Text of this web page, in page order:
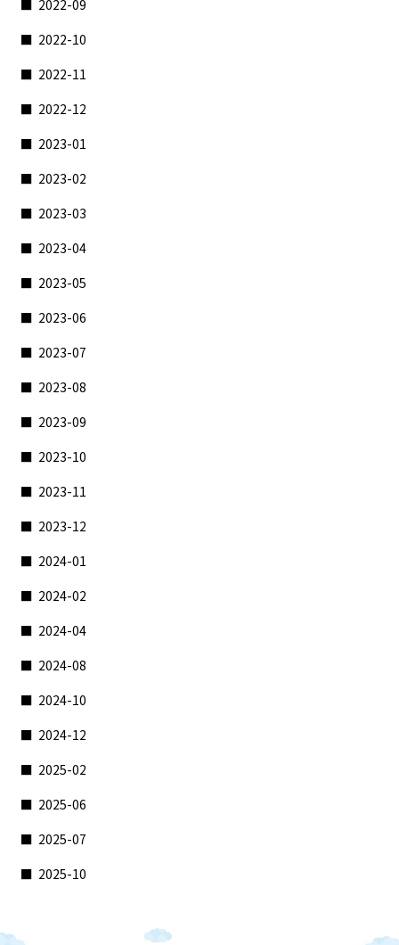
2022-09
2022-10
2022-11
2022-12
2023-01
2023-02
2023-03
2023-04
2023-05
2023-06
2023-07
2023-08
2023-09
2023-10
2023-11
2023-12
2024-01
2024-02
2024-04
2024-08
2024-10
2024-12
2025-02
2025-06
2025-07
2025-10